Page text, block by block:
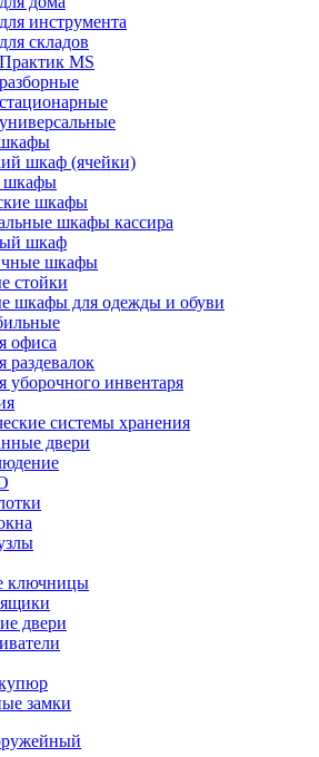
инструмента
складов
MS
шкаф (ячейки)
шкафы
шкафы
шкафы кассира
шкаф
шкафы
стойки
шкафы для одежды и обуви
офиса
инвентаря
системы хранения
двери
ключницы
двери
замки